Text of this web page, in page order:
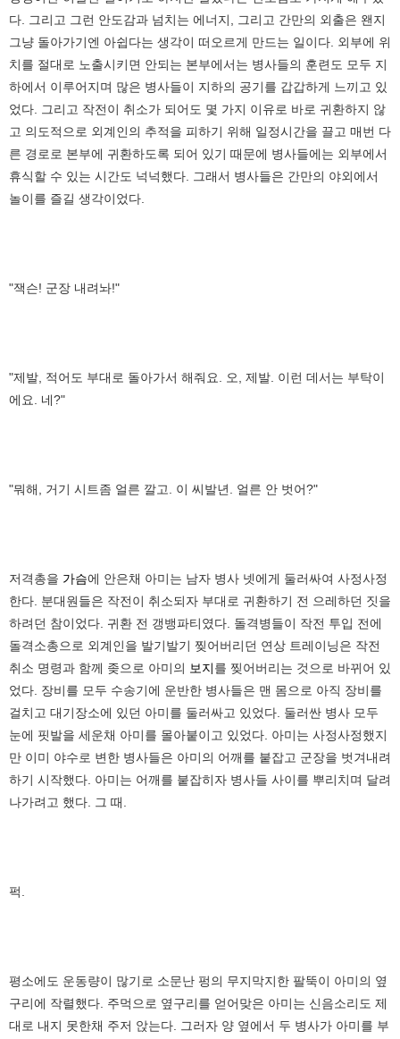
다. 그리고 그런 안도감과 넘치는 에너지, 그리고 간만의 외출은 왠지
그냥 돌아가기엔 아쉽다는 생각이 떠오르게 만드는 일이다. 외부에 위
치를 절대로 노출시키면 안되는 본부에서는 병사들의 훈련도 모두 지
하에서 이루어지며 많은 병사들이 지하의 공기를 갑갑하게 느끼고 있
었다. 그리고 작전이 취소가 되어도 몇 가지 이유로 바로 귀환하지 않
고 의도적으로 외계인의 추적을 피하기 위해 일정시간을 끌고 매번 다
른 경로로 본부에 귀환하도록 되어 있기 때문에 병사들에는 외부에서
휴식할 수 있는 시간도 넉넉했다. 그래서 병사들은 간만의 야외에서
놀이를 즐길 생각이었다.
"잭슨! 군장 내려놔!"
"제발, 적어도 부대로 돌아가서 해줘요. 오, 제발. 이런 데서는 부탁이
에요. 네?"
"뭐해, 거기 시트좀 얼른 깔고. 이 씨발년. 얼른 안 벗어?"
저격총을 가슴에 안은채 아미는 남자 병사 넷에게 둘러싸여 사정사정
한다. 분대원들은 작전이 취소되자 부대로 귀환하기 전 으레하던 짓을
하려던 참이었다. 귀환 전 갱뱅파티였다. 돌격병들이 작전 투입 전에
돌격소총으로 외계인을 발기발기 찢어버리던 연상 트레이닝은 작전
취소 명령과 함께 좆으로 아미의 보지를 찢어버리는 것으로 바뀌어 있
었다. 장비를 모두 수송기에 운반한 병사들은 맨 몸으로 아직 장비를
걸치고 대기장소에 있던 아미를 둘러싸고 있었다. 둘러싼 병사 모두
눈에 핏발을 세운채 아미를 몰아붙이고 있었다. 아미는 사정사정했지
만 이미 야수로 변한 병사들은 아미의 어깨를 붙잡고 군장을 벗겨내려
하기 시작했다. 아미는 어깨를 붙잡히자 병사들 사이를 뿌리치며 달려
나가려고 했다. 그 때.
퍽.
평소에도 운동량이 많기로 소문난 펑의 무지막지한 팔뚝이 아미의 옆
구리에 작렬했다. 주먹으로 옆구리를 얻어맞은 아미는 신음소리도 제
대로 내지 못한채 주저 앉는다. 그러자 양 옆에서 두 병사가 아미를 부